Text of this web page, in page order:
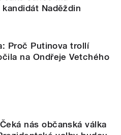
Naděždin
Proč Putinova trollí
na Ondřeje Vetchého
nás občanská válka